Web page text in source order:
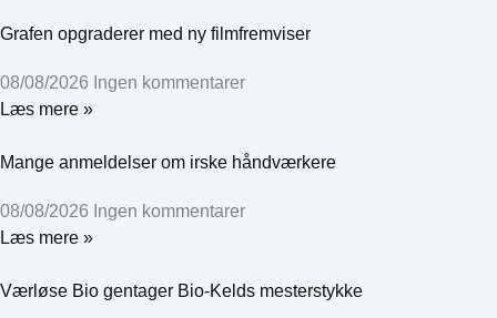
Grafen opgraderer med ny filmfremviser
08/08/2026 Ingen kommentarer
Læs mere »
Mange anmeldelser om irske håndværkere
08/08/2026 Ingen kommentarer
Læs mere »
Værløse Bio gentager Bio-Kelds mesterstykke